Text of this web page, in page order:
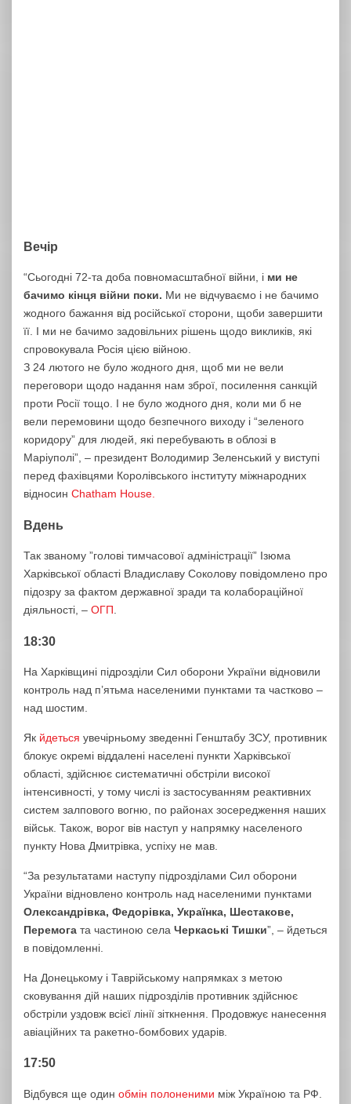
Вечір
“Сьогодні 72-та доба повномасштабної війни, і ми не
бачимо кінця війни поки. Ми не відчуваємо і не бачимо
жодного бажання від російської сторони, щоби завершити
її. І ми не бачимо задовільних рішень щодо викликів, які
спровокувала Росія цією війною.
З 24 лютого не було жодного дня, щоб ми не вели
переговори щодо надання нам зброї, посилення санкцій
проти Росії тощо. І не було жодного дня, коли ми б не
вели перемовини щодо безпечного виходу і “зеленого
коридору” для людей, які перебувають в облозі в
Маріуполі”, – президент Володимир Зеленський у виступі
перед фахівцями Королівського інституту міжнародних
відносин Chatham House.
Вдень
Так званому ”голові тимчасової адміністрації” Ізюма
Харківської області Владиславу Соколову повідомлено про
підозру за фактом державної зради та колабораційної
діяльності, – ОГП.
18:30
На Харківщині підрозділи Сил оборони України відновили
контроль над п’ятьма населеними пунктами та частково –
над шостим.
Як йдеться увечірньому зведенні Генштабу ЗСУ, противник
блокує окремі віддалені населені пункти Харківської
області, здійснює систематичні обстріли високої
інтенсивності, у тому числі із застосуванням реактивних
систем залпового вогню, по районах зосередження наших
військ. Також, ворог вів наступ у напрямку населеного
пункту Нова Дмитрівка, успіху не мав.
“За результатами наступу підрозділами Сил оборони
України відновлено контроль над населеними пунктами
Олександрівка, Федорівка, Українка, Шестакове,
Перемога та частиною села Черкаські Тишки”, – йдеться
в повідомленні.
На Донецькому і Таврійському напрямках з метою
сковування дій наших підрозділів противник здійснює
обстріли уздовж всієї лінії зіткнення. Продовжує нанесення
авіаційних та ракетно-бомбових ударів.
17:50
Відбувся ще один обмін полоненими між Україною та РФ.